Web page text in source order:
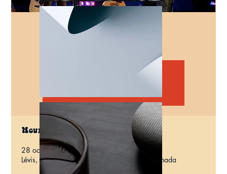
L'Anglicane
Heure et lieu
28 oct. 2023, 20:00
Lévis, 31 Rue Wolfe, Lévis, QC G6V 3X5, Canada